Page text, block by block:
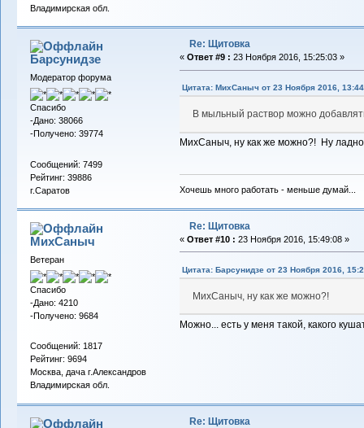
Владимирская обл.
Барсунидзе
Модератор форума
Спасибо
-Дано: 38066
-Получено: 39774
Сообщений: 7499
Рейтинг: 39886
г.Саратов
Re: Щитовка
« Ответ #9 : 23 Ноября 2016, 15:25:03 »
Цитата: МихСаныч от 23 Ноября 2016,
В мыльный раствор можно
МихСаныч, ну как же можно?! Ну
Хочешь много работать - меньше думай...
МихСаныч
Ветеран
Спасибо
-Дано: 4210
-Получено: 9684
Сообщений: 1817
Рейтинг: 9694
Москва, дача г.Александров
Владимирская обл.
Re: Щитовка
« Ответ #10 : 23 Ноября 2016, 15:49:08 »
Цитата: Барсунидзе от 23 Ноября 2016,
МихСаныч, ну как же можно?!
Можно... есть у меня такой, какого
Re: Щитовка